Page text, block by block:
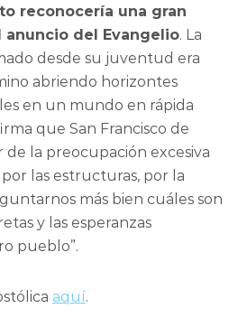
reconocería una gran
del Evangelio. La
desde su juventud era
abriendo horizontes
en un mundo en rápida
que San Francisco de
de la preocupación excesiva
las estructuras, por la
más bien cuáles son
y las esperanzas
pueblo”.
aquí.